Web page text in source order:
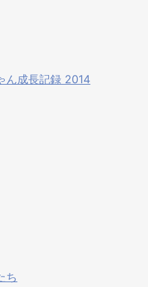
ん成長記録 2014
ち